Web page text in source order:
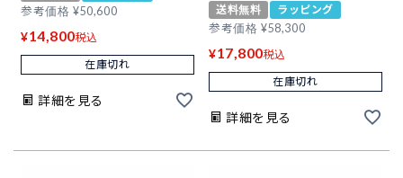
参考価格 ¥50,600
¥14,800税込
在庫切れ
詳細を見る
送料無料
ラッピング
参考価格 ¥58,300
¥17,800税込
在庫切れ
詳細を見る